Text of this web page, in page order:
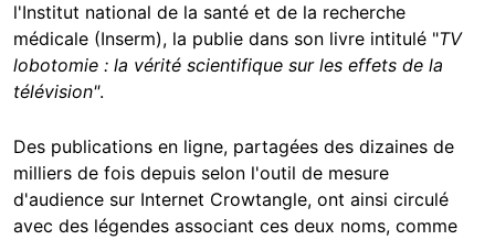
l'Institut national de la santé et de la recherche
médicale (Inserm), la publie dans son livre intitulé "TV
lobotomie : la vérité scientifique sur les effets de la
télévision".
Des publications en ligne, partagées des dizaines de
milliers de fois depuis selon l'outil de mesure
d'audience sur Internet Crowtangle, ont ainsi circulé
avec des légendes associant ces deux noms, comme